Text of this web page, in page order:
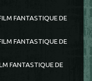
FANTASTIQUE DE
FANTASTIQUE DE
FANTASTIQUE DE